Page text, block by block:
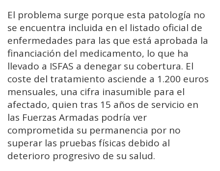
El problema surge porque esta patología no
se encuentra incluida en el listado oficial de
enfermedades para las que está aprobada la
financiación del medicamento, lo que ha
llevado a ISFAS a denegar su cobertura. El
coste del tratamiento asciende a 1.200 euros
mensuales, una cifra inasumible para el
afectado, quien tras 15 años de servicio en
las Fuerzas Armadas podría ver
comprometida su permanencia por no
superar las pruebas físicas debido al
deterioro progresivo de su salud.